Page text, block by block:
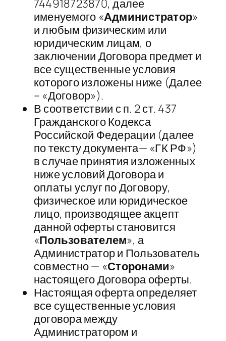
744918723870, далее
именуемого «Администратор»
и любым физическим или
юридическим лицам, о
заключении Договора предмет и
все существенные условия
которого изложены ниже (Далее
– «Договор»).
​В соответствии с п. 2 ст. 437
Гражданского Кодекса
Российской Федерации (далее
по тексту документа— «ГК РФ»)
в случае принятия изложенных
ниже условий Договора и
оплаты услуг по Договору,
физическое или юридическое
лицо, производящее акцепт
данной оферты становится
«Пользователем», а
Администратор и Пользователь
совместно — «Сторонами»
настоящего Договора оферты.
​Настоящая оферта определяет
все существенные условия
договора между
Администратором и